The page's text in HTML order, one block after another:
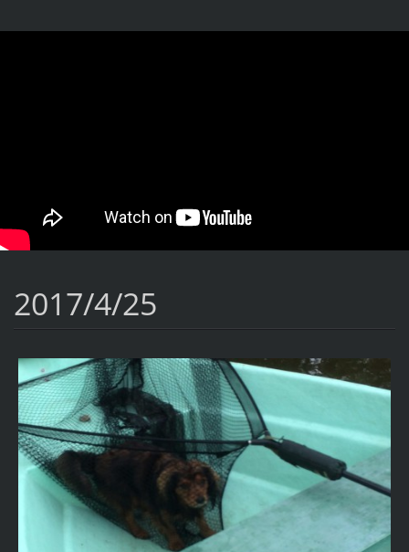
2017/4/25